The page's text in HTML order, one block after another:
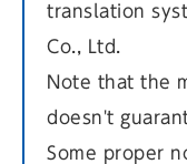
ロシア連
translation
Co., Ltd.
Note that the
doesn't
Some proper